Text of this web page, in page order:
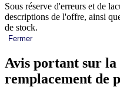
Sous réserve d'erreurs et de
descriptions de l'offre, ainsi
de stock.
Fermer
Avis portant sur
remplacement de